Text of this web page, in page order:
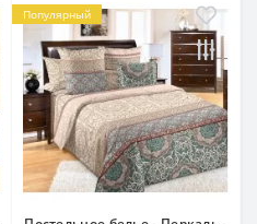
Популярный